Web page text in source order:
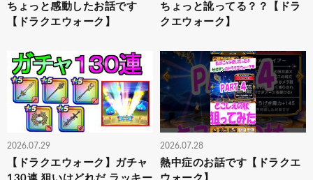
ちょっと感動したお話です
【ドラクエウォーク】
ちょっと訛ってる？？【ドラ
クエウォーク】
2026.07.29
【ドラクエウォーク】ガチャ
2026.07.28
熱中症のお話です【ドラクエ